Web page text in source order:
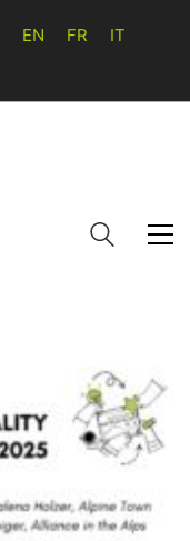
EN FR
IT